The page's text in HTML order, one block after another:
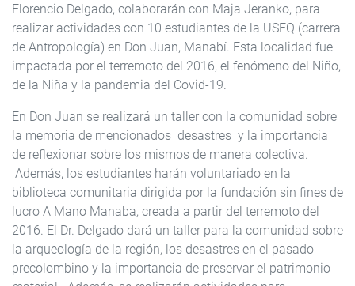
Florencio Delgado, colaborarán con Maja Jeranko, para
realizar actividades con 10 estudiantes de la USFQ (carrera
de Antropología) en Don Juan, Manabí. Esta localidad fue
impactada por el terremoto del 2016, el fenómeno del Niño,
de la Niña y la pandemia del Covid-19.
En Don Juan se realizará un taller con la comunidad sobre
la memoria de mencionados desastres y la importancia
de reflexionar sobre los mismos de manera colectiva.
Además, los estudiantes harán voluntariado en la
biblioteca comunitaria dirigida por la fundación sin fines de
lucro A Mano Manaba, creada a partir del terremoto del
2016. El Dr. Delgado dará un taller para la comunidad sobre
la arqueología de la región, los desastres en el pasado
precolombino y la importancia de preservar el patrimonio